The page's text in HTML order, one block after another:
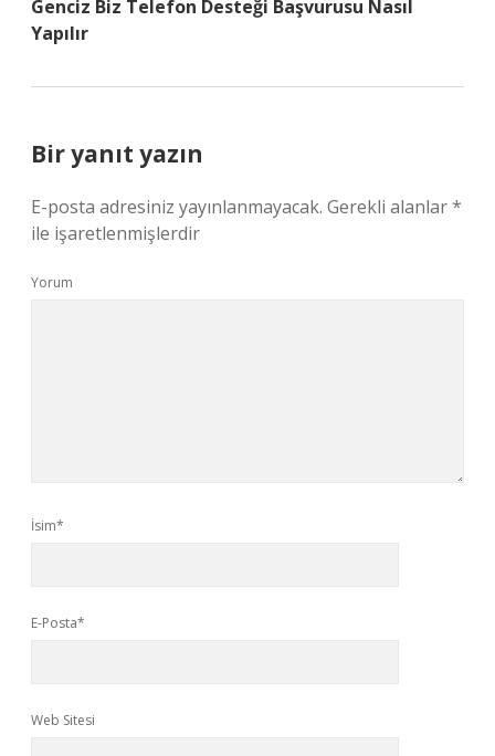
Genciz Biz Telefon Desteği Başvurusu Nasıl
Yapılır
Bir yanıt yazın
E-posta adresiniz yayınlanmayacak. Gerekli alanlar*
ile işaretlenmişlerdir
Yorum
İsim*
E-Posta*
Web Sitesi